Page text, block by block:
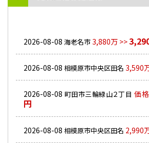
2026-08-08 海老名市3,880万 >>
2026-08-08 相模原市中央区田名 3,590
2026-08-08 町田市三輪緑山２丁目 価
円
2026-08-08 相模原市中央区田名 2,990